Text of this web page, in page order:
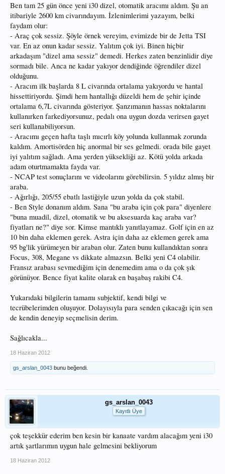
Ben tam 25 gün önce yeni i30 dizel, otomatik aracımı aldım. Şu an
itibariyle 2600 km civarındayım. İzlenimlerimi yazayım, belki
faydam olur:
- Araç çok sessiz. Şöyle örnek vereyim, evimizde bir de Jetta TSI
var. En az onun kadar sessiz. Yalıtım çok iyi. Binen hiçbir
arkadaşım "dizel ama sessiz" demedi. Herkes zaten benzinlidir diye
sormadı bile. Anca ne kadar yakıyor dendiğinde öğrendiler dizel
olduğunu.
- Aracım ilk başlarda 8 L civarında ortalama yakıyordu ve hantal
hissettiriyordu. Şimdi hem hantallığı düzeldi hem de şehir içinde
ortalama 6,7L civarında gösteriyor. Şanzımanın hassas noktalarını
kullanırken farkediyorsunuz, pedalı ona uygun dozda verirsen gayet
seri kullanabiliyorsun.
- Aracımı geçen hafta taşlı mıcırlı köy yolunda kullanmak zorunda
kaldım. Amortisörden hiç anormal bir ses gelmedi. orada bile gayet
iyi yalıtım sağladı. Ama yerden yüksekliği az. Kötü yolda arkada
adam oturtmamakta fayda var.
- NCAP test sonuçlarını ve videolarını görebilirsin. 5 yıldız almış bir
araba.
- Ağırlığı, 205/55 ebatlı lastiğiyle uzun yolda da çok stabil.
- Ben Style donanım aldım. Sana "bu araba için çok para" diyenlere
"buna muadil, dizel, otomatik ve bu aksesuarda kaç araba var?
fiyatları ne?" diye sor. Kimse mantıklı yanıtlayamaz. Golf için en az
10 bin daha eklemen gerek. Astra için daha az eklemen gerek ama
95 bg'lik yürümeyen bir araban olur. Zaten bunu kullandıktan sonra
Focus, 308, Megane vs dikkate almazsın. Belki yeni C4 olabilir.
Fransız arabası sevmediğim için denemedim ama o da çok şık
görünüyor. Bence fiyat kalite olarak en başabaş rakibi C4.
Yukarıdaki bilgilerin tamamı subjektif, kendi bilgi ve
tecrübelerimden oluşuyor. Dolayısıyla para senden çıkacağı için sen
de kendin deneyip seçmelisin derim.
Sağlıcakla...
18 Haziran 2012
gs_arslan_0043 bunu beğendi.
gs_arslan_0043
Kayıtlı Üye
çok teşekkür ederim ben kesin bir kanaate vardım alacağım yeni i30
artık şartlarımın uygun hale gelmesini bekliyorum
18 Haziran 2012